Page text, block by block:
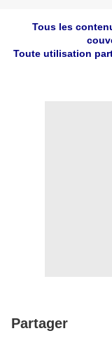
Tous les
Toute utilisation
Partager